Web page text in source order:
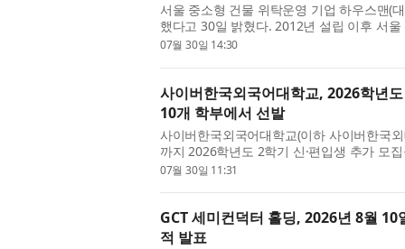
서울 중소형 건물 위탁운영 기업 하우스맨(
했다고 30일 밝혔다. 2012년 설립 이후 서
운영해 온 회사가 현장에서 쌓아...
07월 30일 14:30
사이버한국외국어대학교, 2026학년
10개 학부에서 선발
사이버한국외국어대학교(이하 사이버한국
까지 2026학년도 2학기 신·편입생 추가 모
든 학사 과정이 100% 온라인으로 ...
07월 30일 11:31
GCT 세미컨덕터 홀딩, 2026년 8월
적 발표